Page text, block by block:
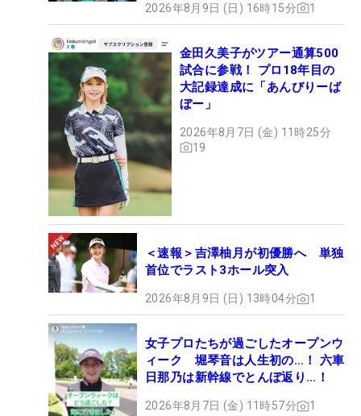
2026年8月9日 (日) 16時15分 1
金田久美子がツアー通算500
試合に参戦！ プロ18年目の
大記録達成に「あんびりーば
ぼー」
2026年8月7日 (金) 11時25分
19
＜速報＞吉澤柚月が初優勝へ 単独
首位でラスト3ホール突入
2026年8月9日 (日) 13時04分 1
女子プロたちが過ごしたオープンウ
ィーク 堀琴音は人生初の…！ 六車
日那乃は新幹線でとんぼ返り…！
2026年8月7日 (金) 11時57分 1